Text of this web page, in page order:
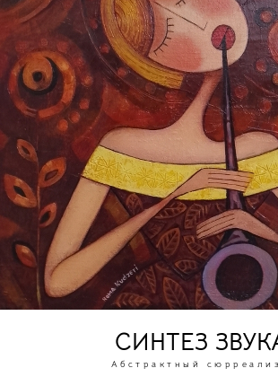
СИНТЕЗ
Абстрактный